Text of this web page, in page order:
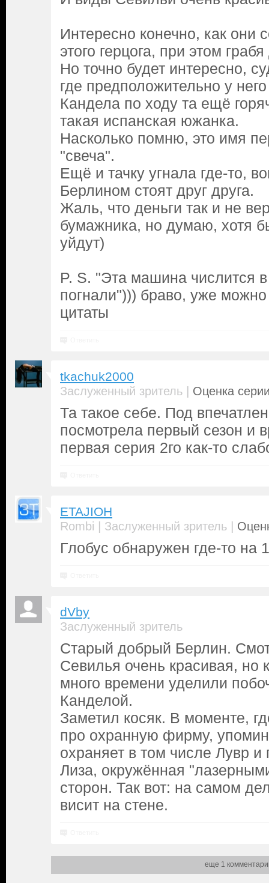
Интересно конечно, как они
этого герцога, при этом
Но точно будет интересно,
где предположительно у
Кандела по ходу та ещё
такая испанская южанка.
Насколько помню, это имя
"свеча".
Ещё и тачку угнала где-то,
Берлином стоят друг друга.
Жаль, что деньги так и не
бумажника, но думаю, хотя
уйдут)
P. S. "Эта машина числится в
погнали"))) браво, уже
цитаты
tkachuk2000
Заслуженный зритель | Оценка
Та такое себе. Под
посмотрела первый сезон и
первая серия 2го как-то
ETAJIOH
Rombi | Заслуженный зритель |
Глобус обнаружен где-то на
dVby
Заслуженный зритель
Старый добрый Берлин.
Севилья очень красивая, но
много времени уделили
Канделой.
Заметил косяк. В моменте,
про охранную фирму,
охраняет в том числе Лувр
Лиза, окружённая
сторон. Так вот: на самом
висит на стене.
еще 1